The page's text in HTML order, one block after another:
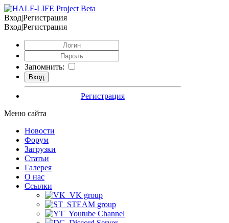
Вход|Регистрация
Вход|Регистрация
Запомнить:
Регистрация
Меню сайта
Новости
Форум
Загрузки
Статьи
Галерея
О нас
Ссылки
VK group
STEAM group
Youtube Channel